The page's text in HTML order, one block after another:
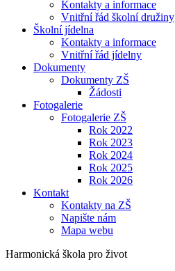
Kontakty a informace
Vnitřní řád školní družiny
Školní jídelna
Kontakty a informace
Vnitřní řád jídelny
Dokumenty
Dokumenty ZŠ
Žádosti
Fotogalerie
Fotogalerie ZŠ
Rok 2022
Rok 2023
Rok 2024
Rok 2025
Rok 2026
Kontakt
Kontakty na ZŠ
Napište nám
Mapa webu
Harmonická škola pro život